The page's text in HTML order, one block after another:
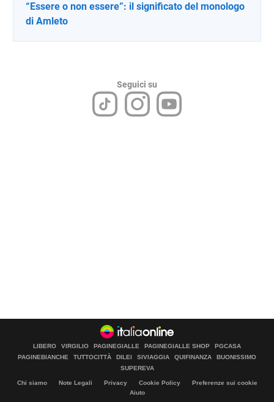
“Essere o non essere”: il significato del monologo
di Amleto
Seguici su
LIBERO VIRGILIO PAGINEGIALLE PAGINEGIALLE SHOP
PGCASA
PAGINEBIANCHE
TUTTOCITTÀ DILEI SIVIAGGIA QUIFINANZA
BUONISSIMO
SUPEREVA
Chi siamo Note Legali Privacy Cookie Policy
Preferenze sui cookie
Aiuto